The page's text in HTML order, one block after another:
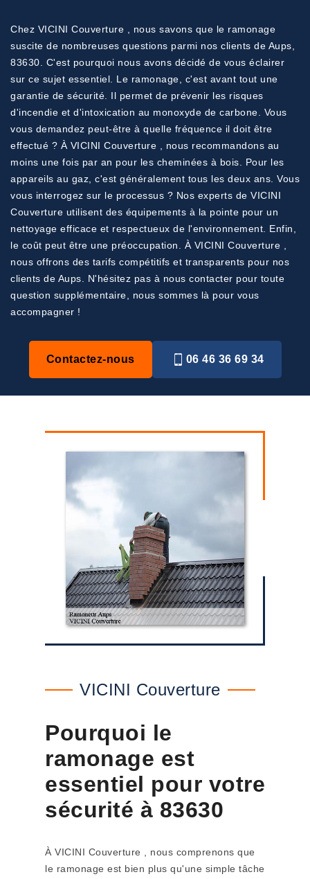
Chez VICINI Couverture , nous savons que le ramonage
suscite de nombreuses questions parmi nos clients de Aups,
83630. C'est pourquoi nous avons décidé de vous éclairer
sur ce sujet essentiel. Le ramonage, c'est avant tout une
garantie de sécurité. Il permet de prévenir les risques
d'incendie et d'intoxication au monoxyde de carbone. Vous
vous demandez peut-être à quelle fréquence il doit être
effectué ? À VICINI Couverture , nous recommandons au
moins une fois par an pour les cheminées à bois. Pour les
appareils au gaz, c'est généralement tous les deux ans. Vous
vous interrogez sur le processus ? Nos experts de VICINI
Couverture utilisent des équipements à la pointe pour un
nettoyage efficace et respectueux de l'environnement. Enfin,
le coût peut être une préoccupation. À VICINI Couverture ,
nous offrons des tarifs compétitifs et transparents pour nos
clients de Aups. N'hésitez pas à nous contacter pour toute
question supplémentaire, nous sommes là pour vous
accompagner !
Contactez-nous 06 46 36 69 34
VICINI Couverture
Pourquoi le
ramonage est
essentiel pour votre
sécurité à 83630
À VICINI Couverture , nous comprenons que
le ramonage est bien plus qu'une simple tâche